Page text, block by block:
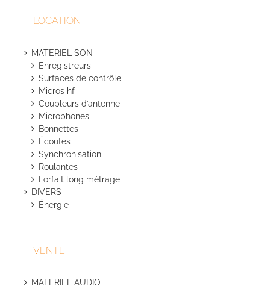
LOCATION
MATERIEL SON
Enregistreurs
Surfaces de contrôle
Micros hf
Coupleurs d’antenne
Microphones
Bonnettes
Écoutes
Synchronisation
Roulantes
Forfait long métrage
DIVERS
Énergie
VENTE
MATERIEL AUDIO